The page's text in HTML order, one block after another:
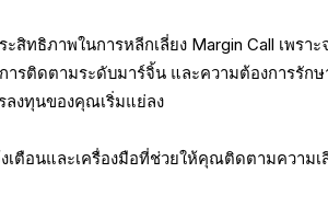
ทธิภาพในการหลีกเลี่ยง Margin Call เพราะ
ติดตามระดับมาร์จิ้น และความต้องการรักษ
งทุนของคุณเริ่มแย่ลง
ตือนและเครื่องมือที่ช่วยให้คุณติดตามความเ